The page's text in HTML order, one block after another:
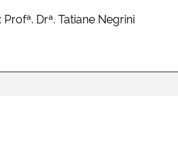
Profª. Drª. Tatiane Negrini